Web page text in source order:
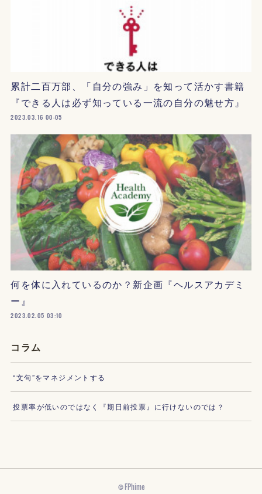
累計二百万部、「自分の強み」を知って活かす書籍
『できる人は必ず知っている一流の自分の魅せ方』
2023.03.16 00:05
何を体に入れているのか？新企画『ヘルスアカデミ
ー』
2023.02.05 03:10
コラム
“文句”をマネジメントする
投票率が低いのではなく『期日前投票』に行けないのでは？
© FPhime